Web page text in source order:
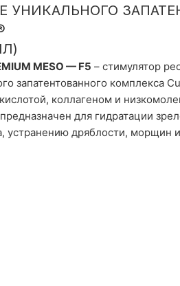
УНИКАЛЬНОГО
MESO — F5 – стимулятор
запатентованного комплекса
коллагеном и
для гидратации
устранению дряблости, морщин